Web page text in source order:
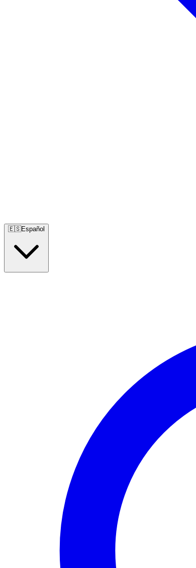
🇪🇸Español